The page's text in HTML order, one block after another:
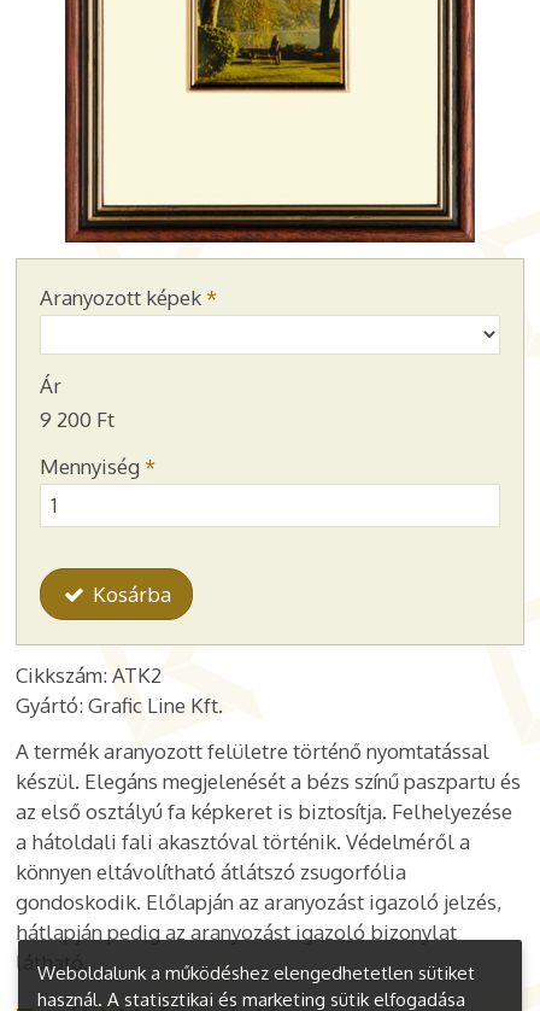
Aranyozott képek *
Ár
9 200 Ft
Mennyiség *
Kosárba
Cikkszám: ATK2
Gyártó: Grafic Line Kft.
A termék aranyozott felületre történő nyomtatással
készül. Elegáns megjelenését a bézs színű paszpartu és
az első osztályú fa képkeret is biztosítja. Felhelyezése
a hátoldali fali akasztóval történik. Védelméről a
könnyen eltávolítható átlátszó zsugorfólia
gondoskodik. Előlapján az aranyozást igazoló jelzés,
hátlapján pedig az aranyozást igazoló bizonylat
látható.
Weboldalunk a működéshez elengedhetetlen sütiket
használ. A statisztikai és marketing sütik elfogadása